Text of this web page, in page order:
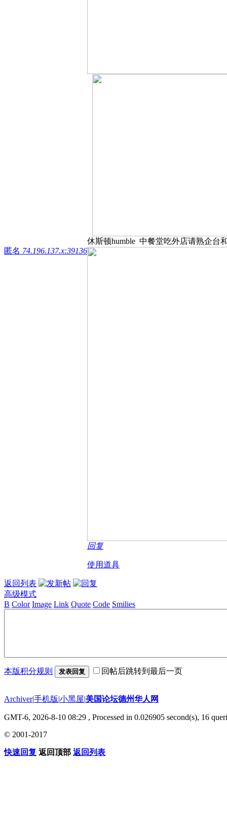
匿名 74.196.137.x:39136
休斯顿humble 中餐堂吃外店请熟企台
回复
使用道具
返回列表
高级模式
B Color Image Link Quote Code Smilies
本版积分规则 发表回复 回帖后跳转到最后一页
Archiver|手机版|小黑屋|美国论坛德州华人网
GMT-6, 2026-8-10 08:29 , Processed in 0.026905 second(s), 16
© 2001-2017
快速回复 返回顶部 返回列表